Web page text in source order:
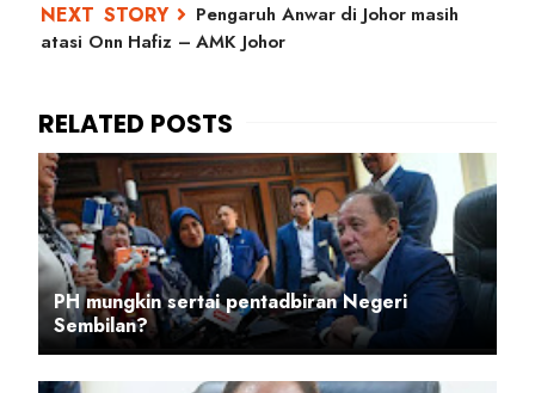
Pengaruh Anwar di Johor masih
atasi Onn Hafiz – AMK Johor
PH mungkin sertai pentadbiran Negeri
Sembilan?